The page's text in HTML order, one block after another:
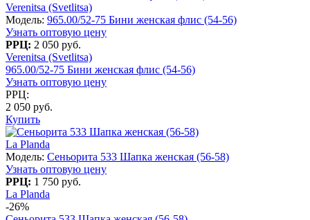
Verenitsa (Svetlitsa)
Модель: 965.00/52-75 Бини женская флис (54-56)
Узнать оптовую цену
РРЦ: 2 050 руб.
Verenitsa (Svetlitsa)
965.00/52-75 Бини женская флис (54-56)
Узнать оптовую цену
РРЦ:
2 050 руб.
Купить
La Planda
Модель: Сеньорита 533 Шапка женская (56-58)
Узнать оптовую цену
РРЦ: 1 750 руб.
La Planda
-26%